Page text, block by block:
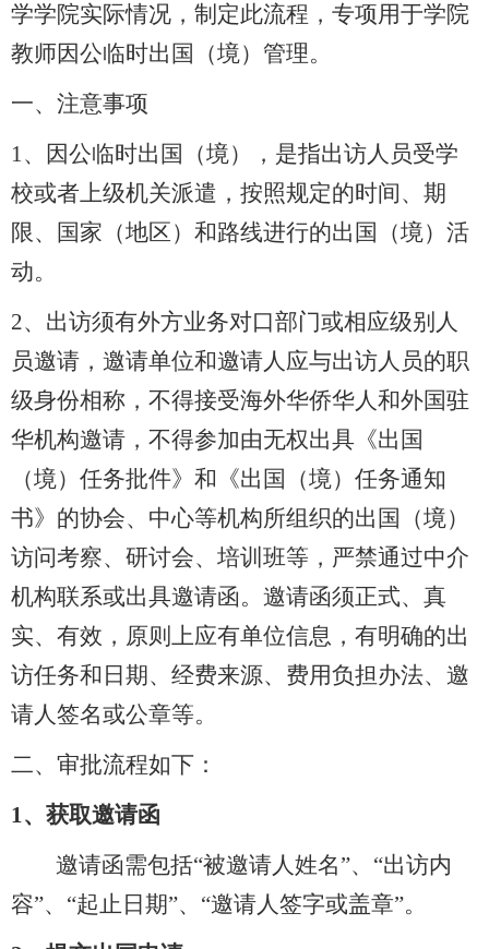
学学院实际情况，制定此流程，专项用于学院
教师因公临时出国（境）管理。
一、注意事项
1、
因公临时出国（境），是指出访人员受学
校或者上级机关派遣，按照规定的时间、期
限、国家（地区）和路线进行的出国（境）活
动。
2、 出访须有外方业务对口部门或相应级别人
员邀请， 邀请单位和邀请人应与出访人员的职
级身份相称，不得接受海外华侨华人和外国驻
华机构邀请，不得参加由无权出具《出国
（境）任务批件》和《出国（境）任务通知
书》的协会、中心等机构所组织的出国（境）
访问考察、研讨会、培训班等，严禁通过中介
机构联系或出具邀请函。邀请函须正式、真
实、有效，原则上应有单位信息，有明确的出
访任务和日期、经费来源、费用负担办法、邀
请人签名或公章等。
二、审批流程如下：
1、 获取邀请函
邀请函需包括“被邀请人姓名”、“出访内
容”、“起止日期”、“邀请人签字或盖章”。